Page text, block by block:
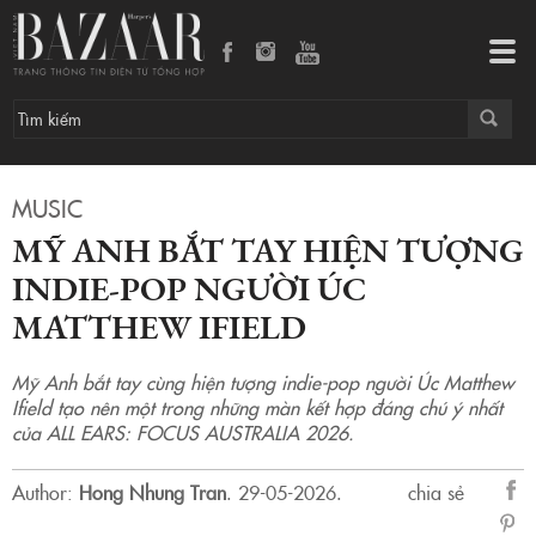
MUSIC
MỸ ANH BẮT TAY HIỆN TƯỢNG
INDIE-POP NGƯỜI ÚC
MATTHEW IFIELD
Mỹ Anh bắt tay cùng hiện tượng indie-pop người Úc Matthew
Ifield tạo nên một trong những màn kết hợp đáng chú ý nhất
của ALL EARS: FOCUS AUSTRALIA 2026.
Author: Hong Nhung Tran. 29-05-2026.
chia sẻ
sẻ